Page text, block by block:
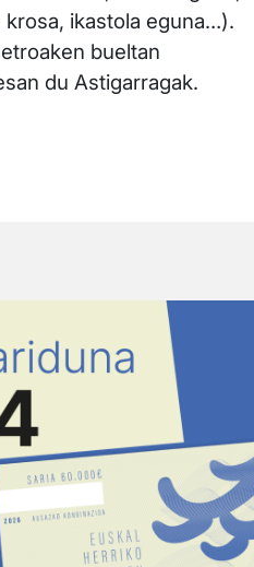
ikastola eguna…).
bueltan
du Astigarragak.